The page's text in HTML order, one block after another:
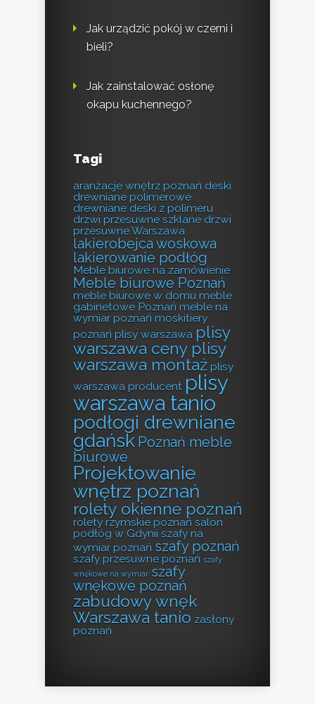
Jak urządzić pokój w czerni i
bieli?
Jak zainstalować osłonę
okapu kuchennego?
Tagi
aranżacje wnętrz poznań deski
drewniane polimerowe
drewniane deski z polimeru
drzwi przesuwne szklane drzwi
przesuwne Warszawa
lakierobejca woskowa
lakierowanie podłóg
Meble biurowe na zamówienie
Meble biurowe Poznań
meble biurowe w domu meble
gabinetowe Poznań meble na
wymiar poznań moskitiery
poznań plisy warszawa plisy
warszawa ceny plisy
warszawa montaż plisy
warszawa producent plisy
warszawa tanio
podłogi drewniane
gdańsk Poznań meble
biurowe
Projektowanie
wnętrz poznań
rolety okienne poznań
rolety rzymskie poznań salon
podłóg w Gdynii szafy na
wymiar poznań szafy poznań
szafy przesuwne poznań szafy
wnękowe na wymiar szafy
wnękowe poznań
zabudowy wnęk
Warszawa tanio zasłony
poznań